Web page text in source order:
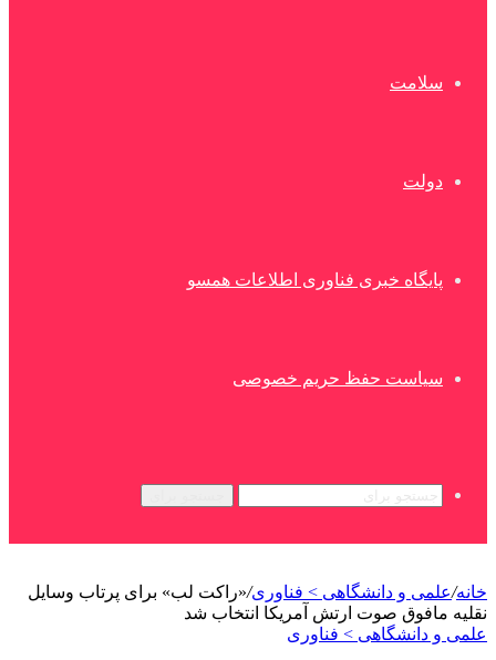
سلامت
دولت
پایگاه خبری فناوری اطلاعات همسو
سیاست حفظ حریم خصوصی
خانه/علمی‌ و دانشگاهی > فناوری/«راکت لب» برای پرتاب وسایل
نقلیه مافوق صوت ارتش آمریکا انتخاب شد
علمی‌ و دانشگاهی > فناوری